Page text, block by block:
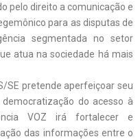
pelo direito a comunicação e
para as disputas de
segmentada no setor
atua na sociedade há mais
SE pretende aperfeiçoar seu
do acesso à
VOZ irá fortalecer e
das informações entre o